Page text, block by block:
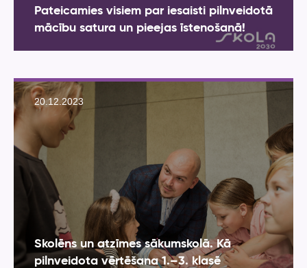
Pateicamies visiem par iesaisti pilnveidotā
mācību satura un pieejas īstenošanā!
20.12.2023
Skolēns un atzīmes sākumskolā. Kā
pilnveidota vērtēšana 1.–3. klasē